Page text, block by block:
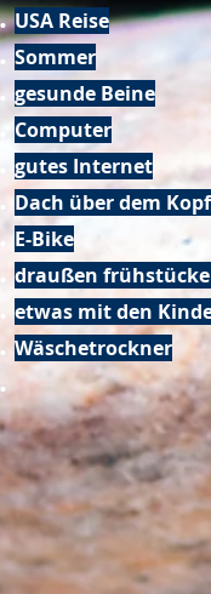
USA Reise
Sommer
gesunde Beine
Computer
gutes Internet
Dach über dem Kopf
E-Bike
draußen
etwas mit den
Wäschetrockner